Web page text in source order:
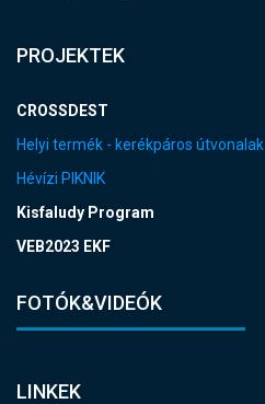
PROJEKTEK
CROSSDEST
Helyi termék - kerékpáros útvonalak
Hévízi PIKNIK
Kisfaludy Program
VEB2023 EKF
FOTÓK&VIDEÓK
LINKEK